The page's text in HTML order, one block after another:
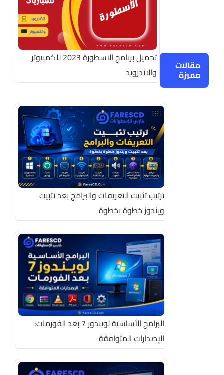
مقالات
مميزة
تحميل برنامج الاسطورة 2023 للكمبيوتر
والاندرويد
ترتيب تثبيت التعريفات والبرامج بعد تثبيت
ويندوز خطوة بخطوة
البرامج الأساسية لويندوز 7 بعد الفورمات:
الإصدارات المتوافقة